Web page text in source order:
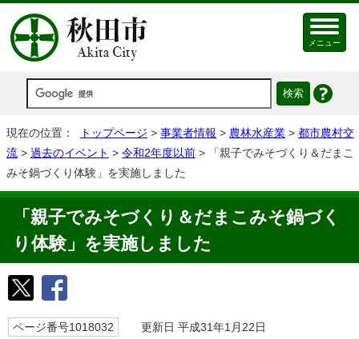
メニュー
現在の位置： トップページ > 事業者情報 > 農林水産業 > 都市農村交
流 > 過去のイベント > 令和2年度以前 > 「親子でみそづくり＆だまこ
みそ鍋づくり体験」を実施しました
「親子でみそづくり＆だまこみそ鍋づく
り体験」を実施しました
ページ番号1018032 更新日 平成31年1月22日